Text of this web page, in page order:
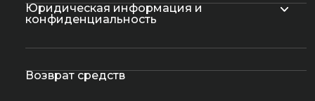
Юридическая информация и
конфиденциальность
Возврат средств